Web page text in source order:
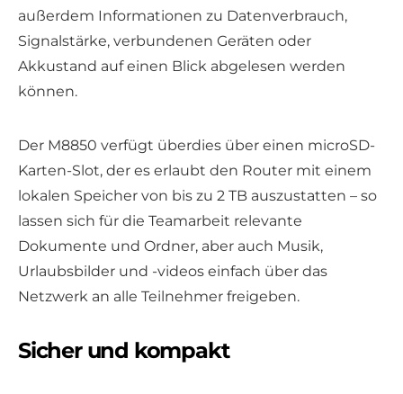
außerdem Informationen zu Datenverbrauch,
Signalstärke, verbundenen Geräten oder
Akkustand auf einen Blick abgelesen werden
können.
Der M8850 verfügt überdies über einen microSD-
Karten-Slot, der es erlaubt den Router mit einem
lokalen Speicher von bis zu 2 TB auszustatten – so
lassen sich für die Teamarbeit relevante
Dokumente und Ordner, aber auch Musik,
Urlaubsbilder und -videos einfach über das
Netzwerk an alle Teilnehmer freigeben.
Sicher und kompakt